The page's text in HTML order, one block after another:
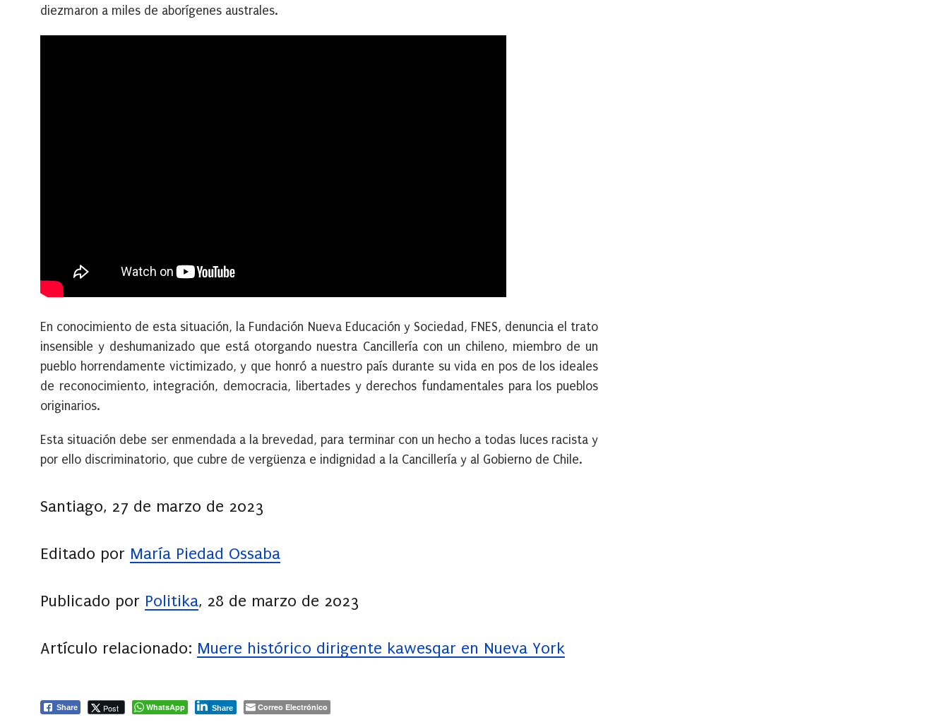
diezmaron a miles de aborígenes australes.
En conocimiento de esta situación, la Fundación Nueva Educación y Sociedad, FNES, denuncia el trato
insensible y deshumanizado que está otorgando nuestra Cancillería con un chileno, miembro de un
pueblo horrendamente victimizado, y que honró a nuestro país durante su vida en pos de los ideales
de reconocimiento, integración, democracia, libertades y derechos fundamentales para los pueblos
originarios.
Esta situación debe ser enmendada a la brevedad, para terminar con un hecho a todas luces racista y
por ello discriminatorio, que cubre de vergüenza e indignidad a la Cancillería y al Gobierno de Chile.
Santiago, 27 de marzo de 2023
Editado por María Piedad Ossaba
Publicado por Politika, 28 de marzo de 2023
Artículo relacionado: Muere histórico dirigente kawesqar en Nueva York
Share Post WhatsApp Share Correo Electrónico